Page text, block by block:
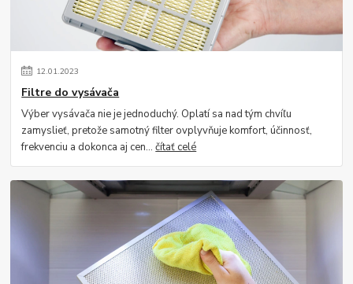
12.01.2023
Filtre do vysávača
Výber vysávača nie je jednoduchý. Oplatí sa nad tým chvíľu
zamyslieť, pretože samotný filter ovplyvňuje komfort, účinnosť,
frekvenciu a dokonca aj cen...čítať celé